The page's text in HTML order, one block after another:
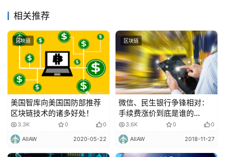
相关推荐
区块链
美国智库向美国国防部推荐
区块链技术的诸多好处！
3.3K 0 0
AIIAW 2020-05-22
区块链
微信、民生银行争锋相对：
手续费涨价到底是谁的
“错”？
3.6K 0 0
AIIAW 2018-11-27